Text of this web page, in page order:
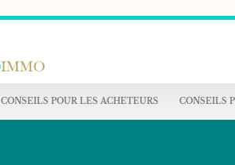
CONSEILS POUR LES ACHETEURS CONSEILS